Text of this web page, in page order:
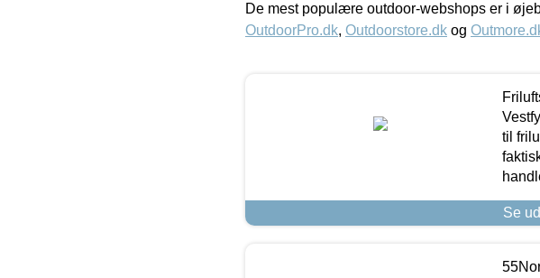
De mest populære outdoor-webshops er i
OutdoorPro.dk, Outdoorstore.dk og
til
Se